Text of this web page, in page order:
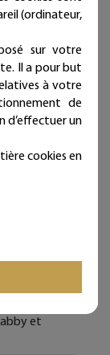
ouvrés.
en fil
et
(ordinateur,
sur votre
Il a pour but
à votre
de
d’effectuer un
cookies en